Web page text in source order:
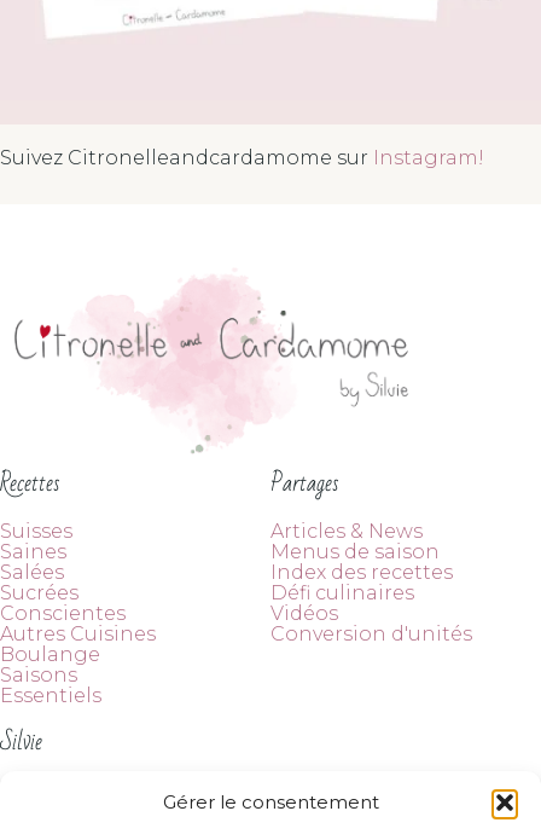
Gérer le consentement
Suivez Citronelleandcardamome sur Instagram!
Recettes
Suisses
Saines
Salées
Sucrées
Conscientes
Autres Cuisines
Boulange
Saisons
Essentiels
Partages
Articles & News
Menus de saison
Index des recettes
Défi culinaires
Vidéos
Conversion d'unités
Silvie